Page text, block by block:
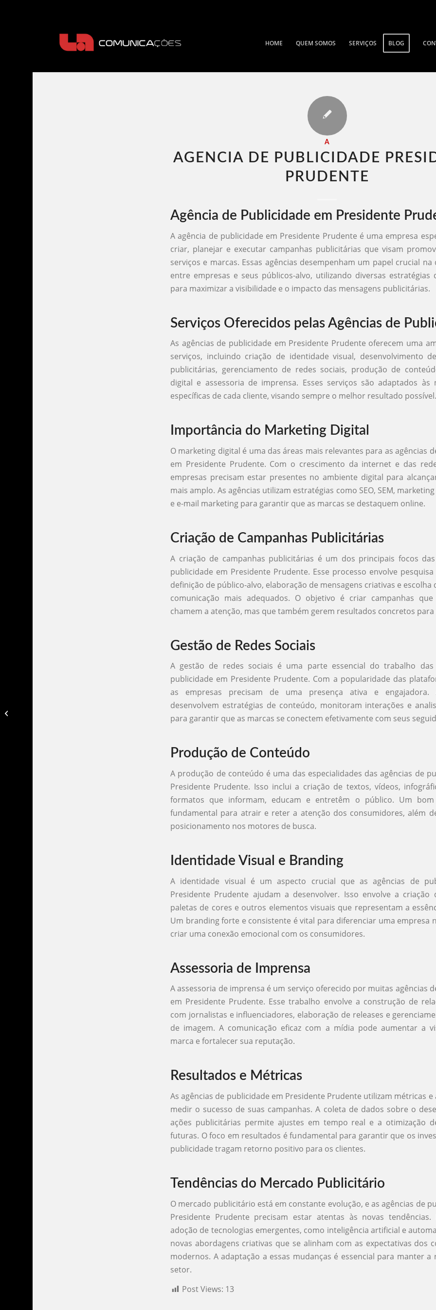
HOME QUEM SOMOS SERVIÇOS BLOG
A
AGENCIA DE PUBLICIDADE
PRUDENTE​
Agência de Publicidade em Presidente
A agência de publicidade em Presidente Prudente é uma empresa
criar, planejar e executar campanhas publicitárias que visam
serviços e marcas. Essas agências desempenham um papel crucial na
entre empresas e seus públicos-alvo, utilizando diversas estratégias
para maximizar a visibilidade e o impacto das mensagens publicitárias.
Serviços Oferecidos pelas Agências de
As agências de publicidade em Presidente Prudente oferecem uma
serviços, incluindo criação de identidade visual, desenvolvimento
publicitárias, gerenciamento de redes sociais, produção de
digital e assessoria de imprensa. Esses serviços são adaptados às
específicas de cada cliente, visando sempre o melhor resultado possível.
Importância do Marketing Digital
O marketing digital é uma das áreas mais relevantes para as agências
em Presidente Prudente. Com o crescimento da internet e das
empresas precisam estar presentes no ambiente digital para
mais amplo. As agências utilizam estratégias como SEO, SEM,
e e-mail marketing para garantir que as marcas se destaquem online.
Criação de Campanhas Publicitárias
A criação de campanhas publicitárias é um dos principais focos
publicidade em Presidente Prudente. Esse processo envolve
definição de público-alvo, elaboração de mensagens criativas e escolha
comunicação mais adequados. O objetivo é criar campanhas
chamem a atenção, mas que também gerem resultados concretos para
Gestão de Redes Sociais
A gestão de redes sociais é uma parte essencial do trabalho das
publicidade em Presidente Prudente. Com a popularidade das
as empresas precisam de uma presença ativa e engajadora.
desenvolvem estratégias de conteúdo, monitoram interações e
para garantir que as marcas se conectem efetivamente com seus
Produção de Conteúdo
A produção de conteúdo é uma das especialidades das agências de
Presidente Prudente. Isso inclui a criação de textos, vídeos,
formatos que informam, educam e entretêm o público. Um
fundamental para atrair e reter a atenção dos consumidores, além
posicionamento nos motores de busca.
Identidade Visual e Branding
A identidade visual é um aspecto crucial que as agências de
Presidente Prudente ajudam a desenvolver. Isso envolve a criação
paletas de cores e outros elementos visuais que representam a
Um branding forte e consistente é vital para diferenciar uma empresa
criar uma conexão emocional com os consumidores.
Assessoria de Imprensa
A assessoria de imprensa é um serviço oferecido por muitas agências
em Presidente Prudente. Esse trabalho envolve a construção de
com jornalistas e influenciadores, elaboração de releases e
de imagem. A comunicação eficaz com a mídia pode aumentar a
marca e fortalecer sua reputação.
Resultados e Métricas
As agências de publicidade em Presidente Prudente utilizam métricas e
medir o sucesso de suas campanhas. A coleta de dados sobre o
ações publicitárias permite ajustes em tempo real e a otimização
futuras. O foco em resultados é fundamental para garantir que os
publicidade tragam retorno positivo para os clientes.
Tendências do Mercado Publicitário
O mercado publicitário está em constante evolução, e as agências de
Presidente Prudente precisam estar atentas às novas
adoção de tecnologias emergentes, como inteligência artificial e
novas abordagens criativas que se alinham com as expectativas dos
modernos. A adaptação a essas mudanças é essencial para manter a
setor.
Post Views: 13